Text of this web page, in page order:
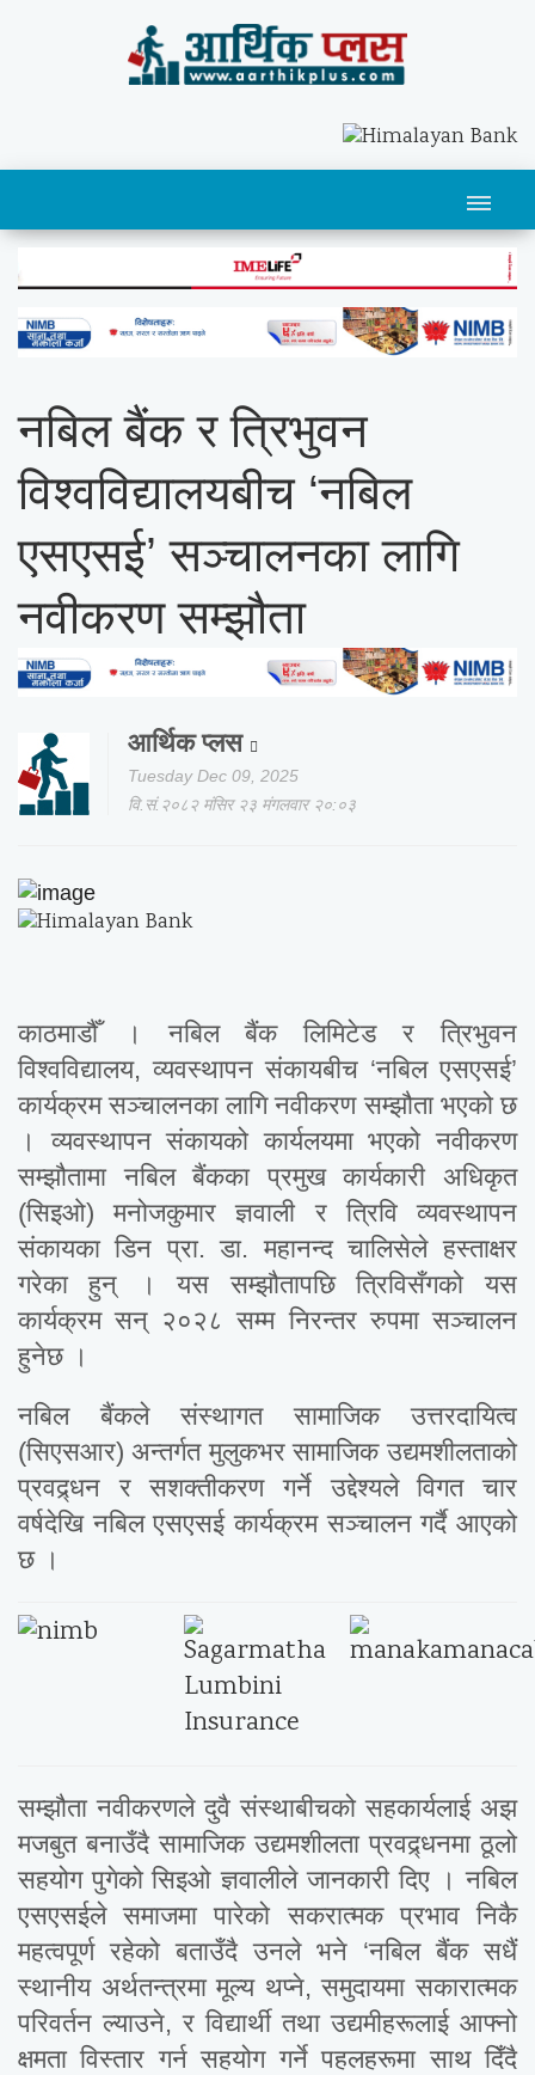
नबिल बैंक र त्रिभुवन
विश्वविद्यालयबीच ‘नबिल
एसएसई’ सञ्चालनका लागि
नवीकरण सम्झौता
आर्थिक प्लस
Tuesday Dec 09, 2025
वि.सं.२०८२ मंसिर २३ मंगलवार २०:०३
काठमाडौँ । नबिल बैंक लिमिटेड र त्रिभुवन
विश्वविद्यालय, व्यवस्थापन संकायबीच ‘नबिल एसएसई’
कार्यक्रम सञ्चालनका लागि नवीकरण सम्झौता भएको छ
। व्यवस्थापन संकायको कार्यलयमा भएको नवीकरण
सम्झौतामा नबिल बैंकका प्रमुख कार्यकारी अधिकृत
(सिइओ) मनोजकुमार ज्ञवाली र त्रिवि व्यवस्थापन
संकायका डिन प्रा. डा. महानन्द चालिसेले हस्ताक्षर
गरेका हुन् । यस सम्झौतापछि त्रिविसँगको यस
कार्यक्रम सन् २०२८ सम्म निरन्तर रुपमा सञ्चालन
हुनेछ ।
नबिल बैंकले संस्थागत सामाजिक उत्तरदायित्व
(सिएसआर) अन्तर्गत मुलुकभर सामाजिक उद्यमशीलताको
प्रवद्र्धन र सशक्तीकरण गर्ने उद्देश्यले विगत चार
वर्षदेखि नबिल एसएसई कार्यक्रम सञ्चालन गर्दै आएको
छ ।
सम्झौता नवीकरणले दुवै संस्थाबीचको सहकार्यलाई अझ
मजबुत बनाउँदै सामाजिक उद्यमशीलता प्रवद्र्धनमा ठूलो
सहयोग पुगेको सिइओ ज्ञवालीले जानकारी दिए । नबिल
एसएसईले समाजमा पारेको सकरात्मक प्रभाव निकै
महत्वपूर्ण रहेको बताउँदै उनले भने ‘नबिल बैंक सधैं
स्थानीय अर्थतन्त्रमा मूल्य थप्ने, समुदायमा सकारात्मक
परिवर्तन ल्याउने, र विद्यार्थी तथा उद्यमीहरूलाई आफ्नो
क्षमता विस्तार गर्न सहयोग गर्ने पहलहरूमा साथ दिँदै